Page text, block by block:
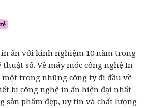
ấn với kinh nghiệm 10 năm trong
số. Về máy móc công nghệ In-
trong những công ty đi đầu về
bị công nghệ in ấn hiện đại nhất
sản phẩm đẹp, uy tín và chất lượng